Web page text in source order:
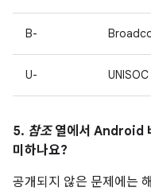
B-
U-
5. 참조열에서 Android
미하나요?
공개되지 않은 문제에는